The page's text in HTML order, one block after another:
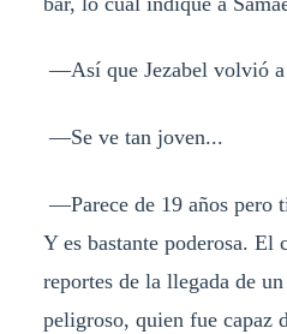
—Así que Jezabel volvió a
—Se ve tan joven...
—Parece de 19 años pero
Y es bastante poderosa. El
reportes de la llegada de
peligroso, quien fue capaz